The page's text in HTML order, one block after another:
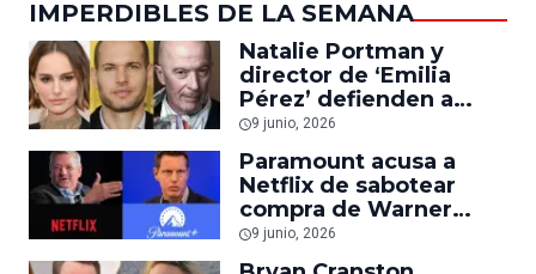
IMPERDIBLES DE LA SEMANA
Natalie Portman y
director de ‘Emilia
Pérez’ defienden a
cineasta israelí ante
boicot
9 junio, 2026
Paramount acusa a
Netflix de sabotear
compra de Warner
Bros., pero la compañía
lo califica de ‘absurdo’
9 junio, 2026